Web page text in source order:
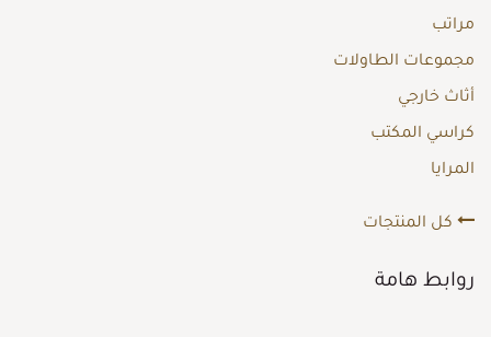
مراتب
مجموعات الطاولات
أثاث خارجي
كراسي المكتب
المرايا
كل المنتجات
روابط هامة